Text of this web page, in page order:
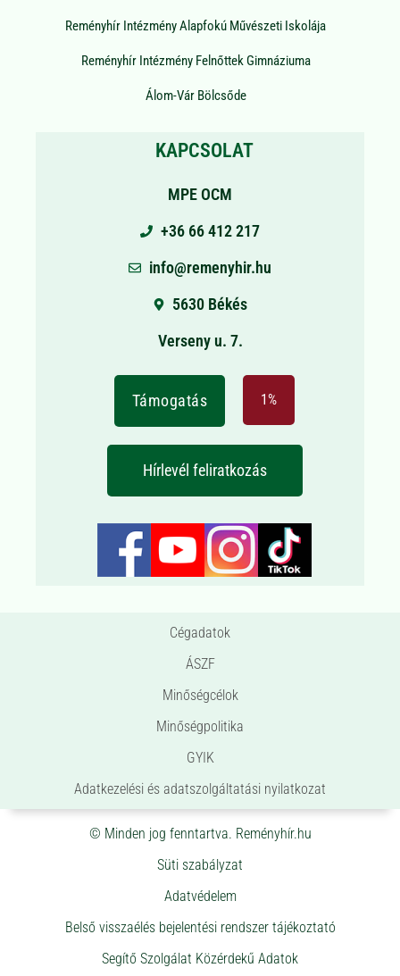
Reményhír Intézmény Alapfokú Művészeti Iskolája
Reményhír Intézmény Felnőttek Gimnáziuma
Álom-Vár Bölcsőde
KAPCSOLAT
MPE OCM
+36 66 412 217
info@remenyhir.hu
5630 Békés
Verseny u. 7.
Támogatás 1%
Hírlevél feliratkozás
Cégadatok
ÁSZF
Minőségcélok
Minőségpolitika
GYIK
Adatkezelési és adatszolgáltatási nyilatkozat
© Minden jog fenntartva. Reményhír.hu
Süti szabályzat
Adatvédelem
Belső visszaélés bejelentési rendszer tájékoztató
Segítő Szolgálat Közérdekű Adatok